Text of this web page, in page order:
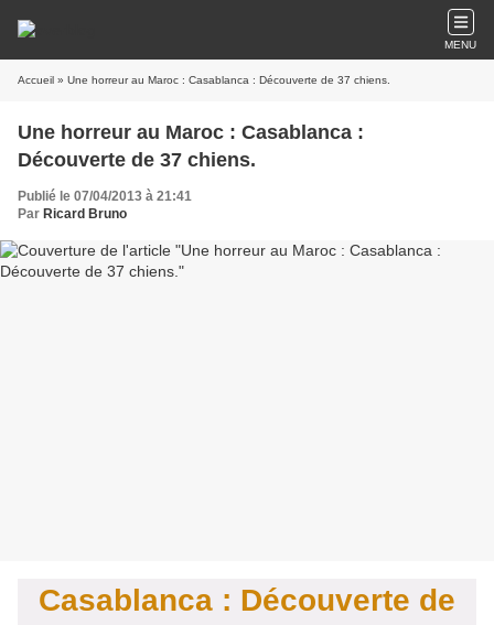
MENU
Accueil » Une horreur au Maroc : Casablanca : Découverte de 37 chiens.
Une horreur au Maroc : Casablanca :
Découverte de 37 chiens.
Publié le 07/04/2013 à 21:41
Par Ricard Bruno
Casablanca : Découverte de